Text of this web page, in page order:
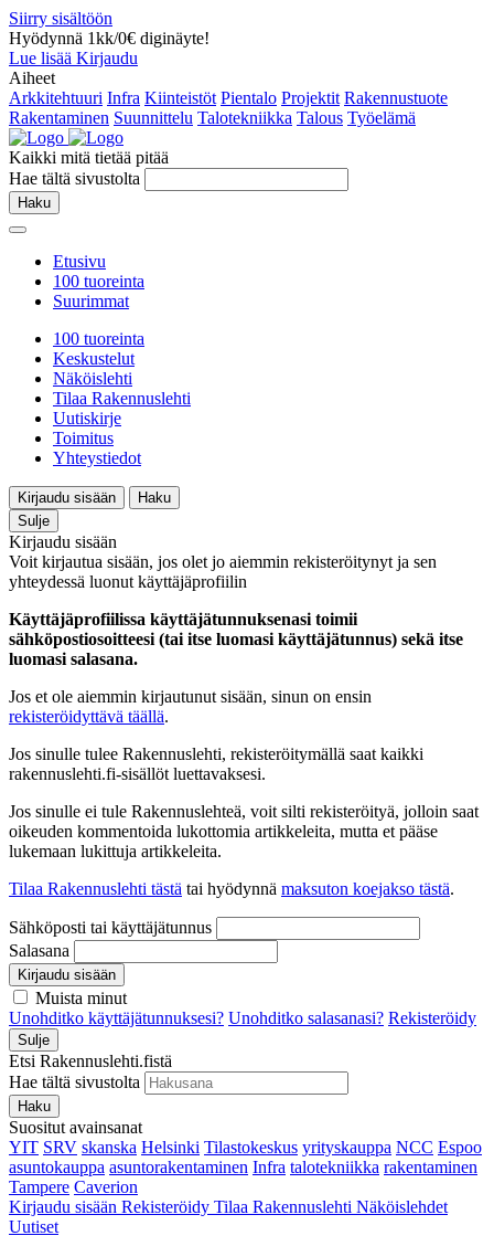
Siirry sisältöön
Hyödynnä 1kk/0€ diginäyte!
Lue lisää Kirjaudu
Aiheet
Arkkitehtuuri Infra Kiinteistöt Pientalo Projektit Rakennustuote
Rakentaminen Suunnittelu Talotekniikka Talous Työelämä
Kaikki mitä tietää pitää
Hae tältä sivustolta
Haku
Etusivu
100 tuoreinta
Suurimmat
100 tuoreinta
Keskustelut
Näköislehti
Tilaa Rakennuslehti
Uutiskirje
Toimitus
Yhteystiedot
Kirjaudu sisään
Haku
Sulje
Kirjaudu sisään
Voit kirjautua sisään, jos olet jo aiemmin rekisteröitynyt ja sen
yhteydessä luonut käyttäjäprofiilin
Käyttäjäprofiilissa käyttäjätunnuksenasi toimii
sähköpostiosoitteesi (tai itse luomasi käyttäjätunnus) sekä itse
luomasi salasana.
Jos et ole aiemmin kirjautunut sisään, sinun on ensin
rekisteröidyttävä täällä.
Jos sinulle tulee Rakennuslehti, rekisteröitymällä saat kaikki
rakennuslehti.fi-sisällöt luettavaksesi.
Jos sinulle ei tule Rakennuslehteä, voit silti rekisteröityä, jolloin saat
oikeuden kommentoida lukottomia artikkeleita, mutta et pääse
lukemaan lukittuja artikkeleita.
Tilaa Rakennuslehti tästä tai hyödynnä maksuton koejakso tästä.
Sähköposti tai käyttäjätunnus
Salasana
Kirjaudu sisään
Muista minut
Unohditko käyttäjätunnuksesi? Unohditko salasanasi? Rekisteröidy
Sulje
Etsi Rakennuslehti.fistä
Hae tältä sivustolta
Haku
Suositut avainsanat
YIT SRV skanska Helsinki Tilastokeskus yrityskauppa NCC Espoo
asuntokauppa asuntorakentaminen Infra talotekniikka rakentaminen
Tampere Caverion
Kirjaudu sisään Rekisteröidy Tilaa Rakennuslehti Näköislehdet
Uutiset